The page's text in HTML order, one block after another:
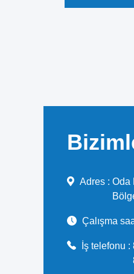
Adres : Oda
Çalışma
İş telefonu :